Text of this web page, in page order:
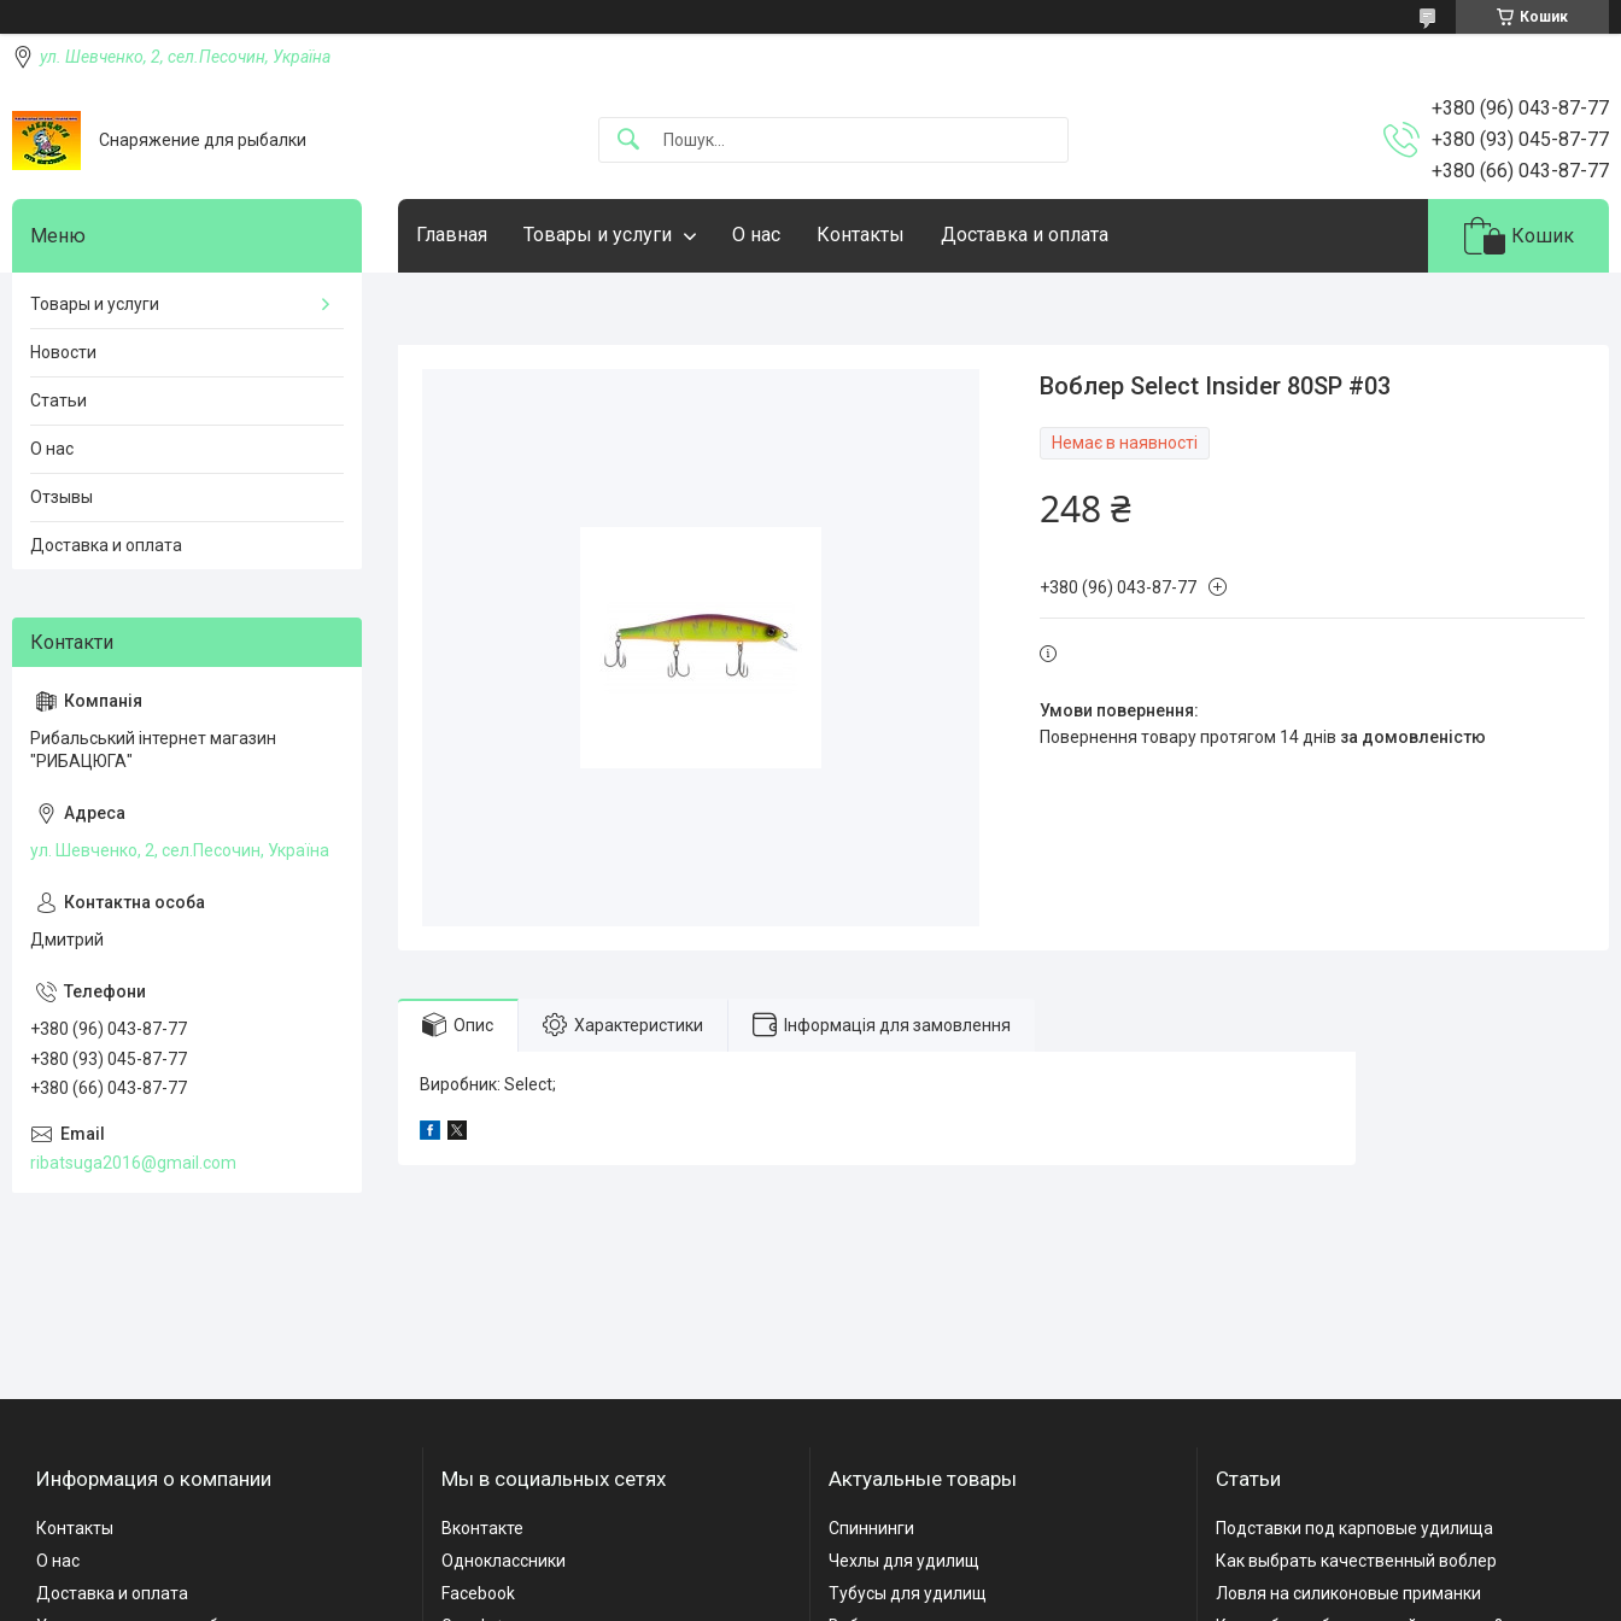
Кошик
ул. Шевченко, 2, сел.Песочин, Україна
Снаряжение для рыбалки
+380 (96) 043-87-77
+380 (93) 045-87-77
+380 (66) 043-87-77
Главная Товары и услуги О нас Контакты Доставка и оплата Кошик
Воблер Select Insider 80SP #03
Немає в наявності
248 ₴
+380 (96) 043-87-77
повернення товару протягом 14 днів за домовленістю
Опис Характеристики Інформація для замовлення
Виробник: Select;
Товары и услуги
Новости
Статьи
О нас
Отзывы
Доставка и оплата
Рибальський інтернет магазин
"РИБАЦЮГА"
ул. Шевченко, 2, сел.Песочин, Україна
Дмитрий
+380 (96) 043-87-77
+380 (93) 045-87-77
+380 (66) 043-87-77
ribatsuga2016@gmail.com
Информация о компании
Контакты
О нас
Доставка и оплата
Мы в социальных сетях
Вконтакте
Одноклассники
Facebook
Актуальные товары
Спиннинги
Чехлы для удилищ
Тубусы для удилищ
Статьи
Подставки под карповые удилища
Как выбрать качественный воблер
Ловля на силиконовые приманки